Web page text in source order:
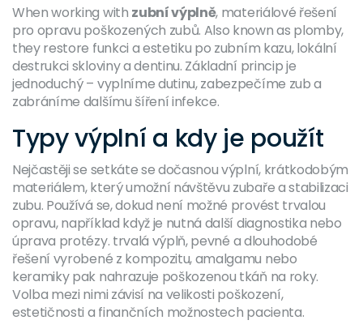
When working with zubní výplně, materiálové řešení
pro opravu poškozených zubů. Also known as plomby,
they restore funkci a estetiku po zubním kazu,lokální
destrukci skloviny a dentinu. Základní princip je
jednoduchý – vyplníme dutinu, zabezpečíme zub a
zabráníme dalšímu šíření infekce.
Typy výplní a kdy je použít
Nejčastěji se setkáte sedočasnou výplní, krátkodobým
materiálem, který umožní návštěvu zubaře a stabilizaci
zubu. Používá se, dokud není možné provést trvalou
opravu, například když je nutná další diagnostika nebo
úprava protézy. trvalá výplň,pevné a dlouhodobé
řešení vyrobené z kompozitu, amalgamu nebo
keramikypak nahrazuje poškozenou tkáň na roky.
Volba mezi nimi závisí na velikosti poškození,
estetičnosti a finančních možnostech pacienta.